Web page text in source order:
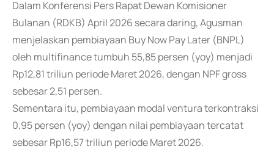
Dalam Konferensi Pers Rapat Dewan Komisioner
Bulanan (RDKB) April 2026 secara daring, Agusman
menjelaskan pembiayaan Buy Now Pay Later (BNPL)
oleh multifinance tumbuh 55,85 persen (yoy) menjadi
Rp12,81 triliun periode Maret 2026, dengan NPF gross
sebesar 2,51 persen.
Sementara itu, pembiayaan modal ventura terkontraksi
0,95 persen (yoy) dengan nilai pembiayaan tercatat
sebesar Rp16,57 triliun periode Maret 2026.